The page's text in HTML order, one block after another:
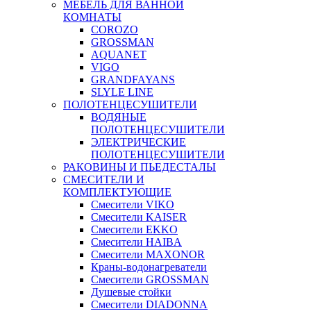
МЕБЕЛЬ ДЛЯ ВАННОЙ
КОМНАТЫ
COROZO
GROSSMAN
AQUANET
VIGO
GRANDFAYANS
SLYLE LINE
ПОЛОТЕНЦЕСУШИТЕЛИ
ВОДЯНЫЕ
ПОЛОТЕНЦЕСУШИТЕЛИ
ЭЛЕКТРИЧЕСКИЕ
ПОЛОТЕНЦЕСУШИТЕЛИ
РАКОВИНЫ И ПЬЕДЕСТАЛЫ
СМЕСИТЕЛИ И
КОМПЛЕКТУЮЩИЕ
Смесители VIKO
Смесители KAISER
Смесители EKKO
Смесители HAIBA
Смесители MAXONOR
Краны-водонагреватели
Смесители GROSSMAN
Душевые стойки
Смесители DIADONNA